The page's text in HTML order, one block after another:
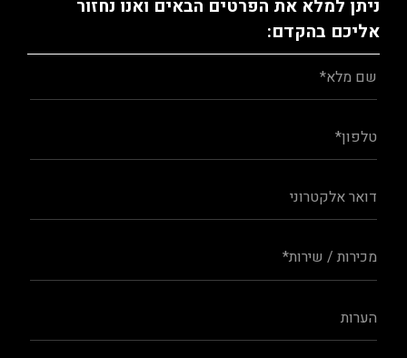
ניתן למלא את הפרטים הבאים ואנו נחזור
אליכם בהקדם: